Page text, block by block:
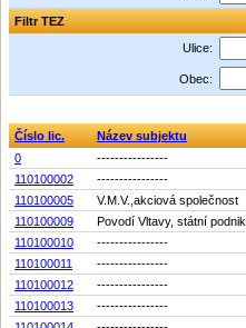
Filtr TEZ
Ulice:
Obec:
Číslo lic.
Název subjektu
0
----------------
110100002
----------------
110100005
V.M.V.,akciová společnost
110100009
Povodí Vltavy, státní podnik
110100010
----------------
110100011
----------------
110100012
----------------
110100013
----------------